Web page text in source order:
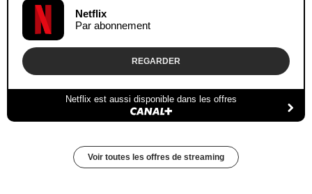
Netflix
Par abonnement
REGARDER
Netflix est aussi disponible dans les offres
Voir toutes les offres de streaming